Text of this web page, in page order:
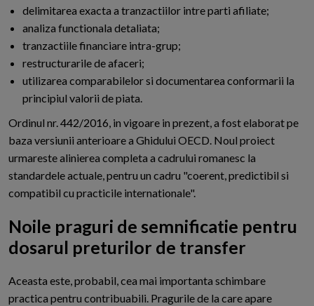
delimitarea exacta a tranzactiilor intre parti afiliate;
analiza functionala detaliata;
tranzactiile financiare intra-grup;
restructurarile de afaceri;
utilizarea comparabilelor si documentarea conformarii la
principiul valorii de piata.
Ordinul nr. 442/2016, in vigoare in prezent, a fost elaborat pe
baza versiunii anterioare a Ghidului OECD. Noul proiect
urmareste alinierea completa a cadrului romanesc la
standardele actuale, pentru un cadru "coerent, predictibil si
compatibil cu practicile internationale".
Noile praguri de semnificatie pentru
dosarul preturilor de transfer
Aceasta este, probabil, cea mai importanta schimbare
practica pentru contribuabili. Pragurile de la care apare